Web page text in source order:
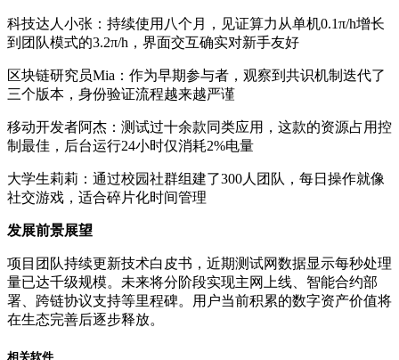
科技达人小张：持续使用八个月，见证算力从单机0.1π/h增长
到团队模式的3.2π/h，界面交互确实对新手友好
区块链研究员Mia：作为早期参与者，观察到共识机制迭代了
三个版本，身份验证流程越来越严谨
移动开发者阿杰：测试过十余款同类应用，这款的资源占用控
制最佳，后台运行24小时仅消耗2%电量
大学生莉莉：通过校园社群组建了300人团队，每日操作就像
社交游戏，适合碎片化时间管理
发展前景展望
项目团队持续更新技术白皮书，近期测试网数据显示每秒处理
量已达千级规模。未来将分阶段实现主网上线、智能合约部
署、跨链协议支持等里程碑。用户当前积累的数字资产价值将
在生态完善后逐步释放。
相关软件